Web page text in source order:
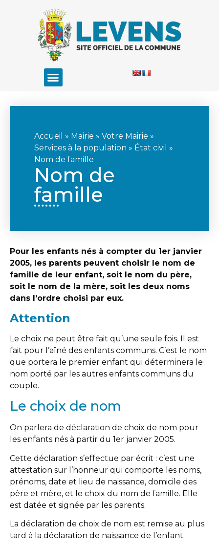
Accueil » Mairie » Votre Mairie »
Services à la population » État civil »
Nom de famille
Nom de
famille
Pour les enfants nés à compter du 1er janvier
2005, les parents peuvent choisir le nom de
famille de leur enfant, soit le nom du père,
soit le nom de la mère, soit les deux noms
dans l’ordre choisi par eux.
Attention
Le choix ne peut être fait qu’une seule fois. Il est
fait pour l’aîné des enfants communs. C’est le nom
que portera le premier enfant qui déterminera le
nom porté par les autres enfants communs du
couple.
Le choix de nom
On parlera de déclaration de choix de nom pour
les enfants nés à partir du 1er janvier 2005.
Cette déclaration s’effectue par écrit : c’est une
attestation sur l’honneur qui comporte les noms,
prénoms, date et lieu de naissance, domicile des
père et mère, et le choix du nom de famille. Elle
est datée et signée par les parents.
La déclaration de choix de nom est remise au plus
tard à la déclaration de naissance de l’enfant.